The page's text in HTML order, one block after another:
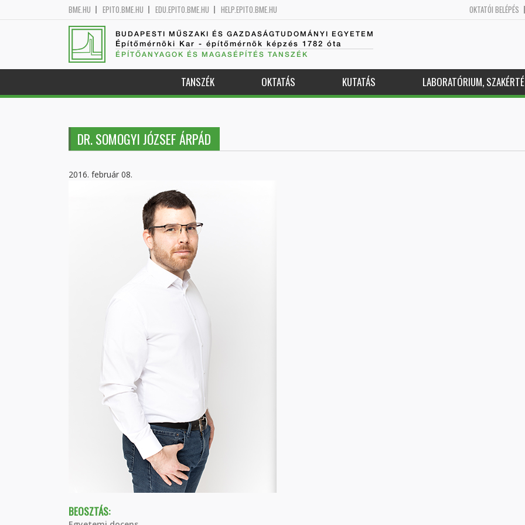
BME.HU EPITO.BME.HU EDU.EPITO.BME.HU HELP.EPITO.BME.HU OKTATÓI BELÉPÉS
BUDAPESTI MŰSZAKI ÉS GAZDASÁGTUDOMÁNYI EGYETEM
Építőmérnöki Kar - építőmérnök képzés 1782 óta
ÉPÍTŐANYAGOK ÉS MAGASÉPÍTÉS TANSZÉK
TANSZÉK OKTATÁS KUTATÁS LABORATÓRIUM,
DR. SOMOGYI JÓZSEF ÁRPÁD
2016. február 08.
BEOSZTÁS: